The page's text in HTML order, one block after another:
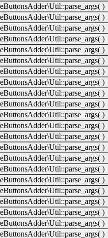
)
)
)
)
)
)
)
)
)
)
)
)
)
)
)
)
)
)
)
)
)
)